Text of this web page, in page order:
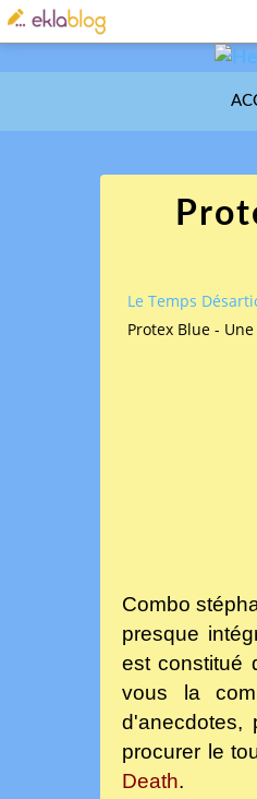
Le Temps
Protex Blue -
Combo
presque
est constitué
vous la
d'anecdotes,
procurer le
Death.